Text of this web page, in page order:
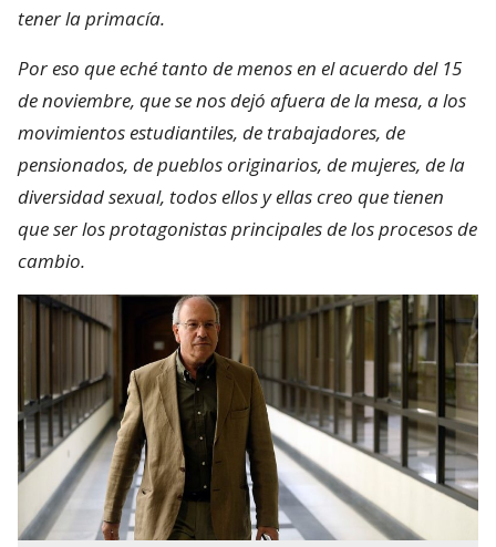
tener la primacía.
Por eso que eché tanto de menos en el acuerdo del 15
de noviembre, que se nos dejó afuera de la mesa, a los
movimientos estudiantiles, de trabajadores, de
pensionados, de pueblos originarios, de mujeres, de la
diversidad sexual, todos ellos y ellas creo que tienen
que ser los protagonistas principales de los procesos de
cambio.